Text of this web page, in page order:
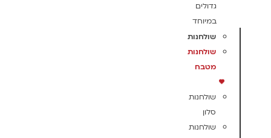
גדולים
במיוחד
שולחנות
שולחנות
מטבח
שולחנות
סלון
שולחנות